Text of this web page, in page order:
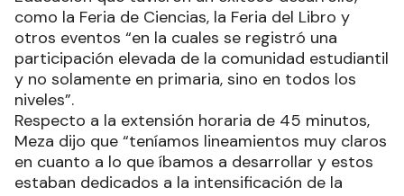
como la Feria de Ciencias, la Feria del Libro y
otros eventos “en la cuales se registró una
participación elevada de la comunidad estudiantil
y no solamente en primaria, sino en todos los
niveles”.
Respecto a la extensión horaria de 45 minutos,
Meza dijo que “teníamos lineamientos muy claros
en cuanto a lo que íbamos a desarrollar y estos
estaban dedicados a la intensificación de la